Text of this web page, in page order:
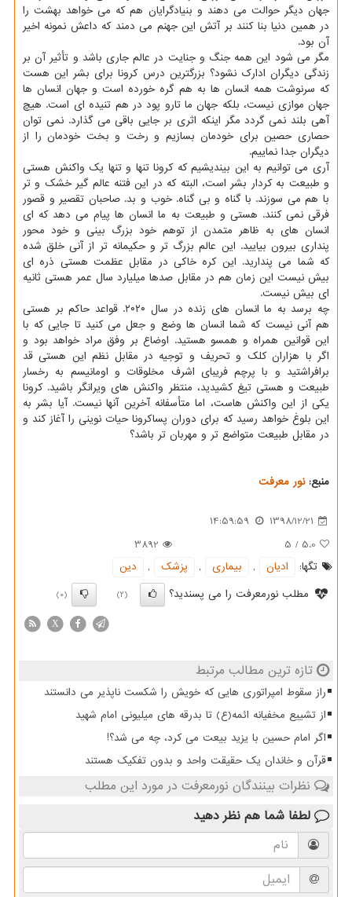
جهان دیگر حوالت می دهند و بنیادگرایان هم كه می خواهد بهشت را
در همین دنیا بنا كنند بر آتش این جهنم می دمند كه داعش نمونه اخیر
آن بود.
مگر می شود این همه جنگ و جنایت در عالم جاری باشد و تأثیر آن بر
زندگی دیگران ادارك نشود؟ بزرگترین درس كرونا برای بشر این هست
كه سرنوشت همه انسان ها به هم گره خورده است و جهان انسان ها
جهان موازی نیست، بلكه جهان ما تارو پود در هم تنیده ای است. هیچ
آهی بلند نمی گردد مگر اینكه اثری بر جایی باقی می گذارد. نمی توان
حصاری حصین برای خودمان بسازیم و رخت و بخت خودمان را از
دیگران جدا نماییم.
آری می توانیم به این بیندیشیم كه كرونا تنها و تنها یك واكنش هستی
و طبیعت به كردار بشر است، البته كه در این فتنه عالم گیر خشك و تر
با هم می سوزند. با گناه و بی گناه. خوب و بد. صاحبان تقصیر و قصور
فرقی نمی كنند. هستی و طبیعت به ما انسان ها پیام می دهد كه ای
انسان های به ظاهر متمدن از توهم خود بزرگ بینی و خود محور
پنداری بیرون بیایید. این عالم بزرگ تر و حكیمانه تر از آنی خلق شده
كه شما می پندارید. این كره خاكی در مقابل عظمت هستی ذره ای
بیش نیست این زمان هم در مقابل صدها میلیارد سال عمر هستی ثانیه
ای بیش نیست.
چه برسد به ما انسان های زنده در سال ۲۰۲۰. قواعد حاكم بر هستی
هم آنی نیست كه شما انسان ها وضع و جعل می كنید تا جایی كه با
این قوانین همراه و همسو هستید. اوضاع بر وفق مراد خواهد بود و
اگر با هزاران كلك و تحریف و توجیه در مقابل نظم این هستی قد
برافراشتید و با پرچم فریبای اشرف مخلوقات و اومانیسم به رخسار
طبیعت و هستی تیغ كشیدید، منتظر واكنش های ویرانگر باشید. كرونا
یكی از این واكنش هاست، اما متأسفانه آخرین آنها نیست. آیا بشر به
این بلوغ خواهد رسید كه برای دوران پساكرونا حیات نوینی را آغاز كند و
در مقابل طبیعت متواضع تر و مهربان تر باشد؟
منبع:نور معرفت
1398/12/21
14:59:59
5.0
/
5
3892
تگها:
ادیان , بیماری , پزشك ,
دین
مطلب نورمعرفت را می پسندید؟
(2)
(0)
X
تازه ترین مطالب مرتبط
راز سقوط امپراتوری هایی که خویش را شکست ناپذیر می دانستند
از تشییع مخفیانه ائمه(ع) تا بدرقه های میلیونی امام شهید
اگر امام حسین با یزید بیعت می کرد، چه می شد؟!
قرآن و خاندان یک حقیقت واحد و بدون تفکیک هستند
نظرات بینندگان نورمعرفت در مورد این مطلب
لطفا شما هم نظر دهید